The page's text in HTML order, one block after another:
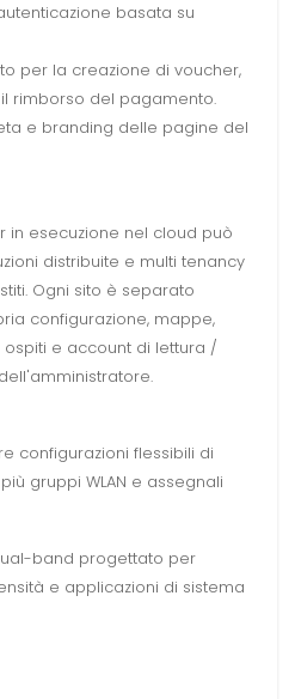
basata su
per la creazione di voucher,
rimborso del pagamento.
e branding delle pagine del
in esecuzione nel cloud può
distribuite e multi tenancy
Ogni sito è separato
configurazione, mappe,
e account di lettura /
configurazioni flessibili di
gruppi WLAN e assegnali
band progettato per
e applicazioni di sistema